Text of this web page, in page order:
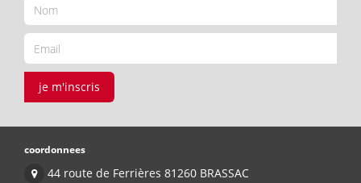
je m'inscris
coordonnees
44 route de Ferrières 81260 BRASSAC